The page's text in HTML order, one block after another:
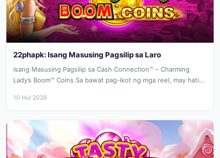
22phapk: Isang Masusing Pagsilip sa Laro
Isang Masusing Pagsilip sa Cash Connection™ – Charming
Lady’s Boom™ Coins Sa bawat pag-ikot ng mga reel, may hatid
10 Hul 2026